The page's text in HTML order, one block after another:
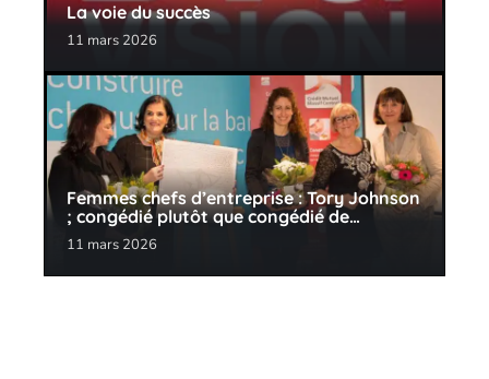
La voie du succès
11 mars 2026
Femmes chefs d’entreprise : Tory Johnson
; congédié plutôt que congédié de…
11 mars 2026